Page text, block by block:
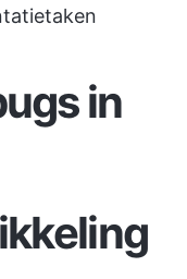
in